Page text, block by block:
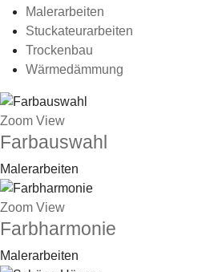
Malerarbeiten
Stuckateurarbeiten
Trockenbau
Wärmedämmung
Zoom View
Farbauswahl
Malerarbeiten
Zoom View
Farbharmonie
Malerarbeiten